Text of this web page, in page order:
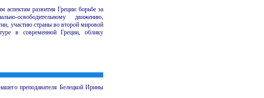
развития Греции: борьбе за
освободительному движению,
участию страны во второй мировой
в современной Греции, облику
преподавателя Белецкой Ирины